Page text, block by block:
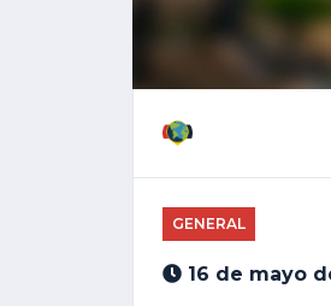
GENERAL
16 de mayo